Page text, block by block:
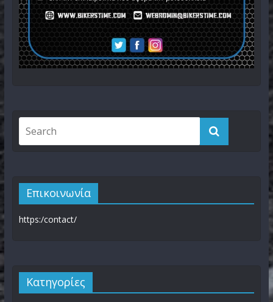
Επικοινωνία
https:/contact/
Kατηγορίες